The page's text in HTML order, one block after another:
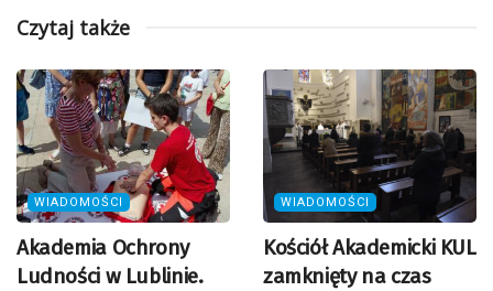
Czytaj także
WIADOMOŚCI
Akademia Ochrony
Ludności w Lublinie.
WIADOMOŚCI
Kościół Akademicki KUL
zamknięty na czas